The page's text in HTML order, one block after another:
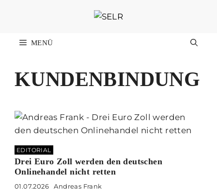
MENÜ
KUNDENBINDUNG
EDITORIAL
Drei Euro Zoll werden den deutschen
Onlinehandel nicht retten
01.07.2026 Andreas Frank